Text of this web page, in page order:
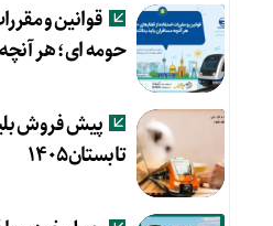
قوانین و
حومه ای؛ هر
پیش فروش
تابستان۱۴۰۵